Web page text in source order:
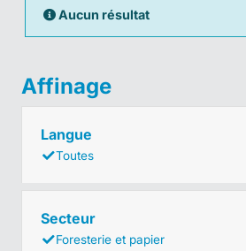
Aucun résultat
Affinage
Langue
Toutes
Secteur
Foresterie et papier